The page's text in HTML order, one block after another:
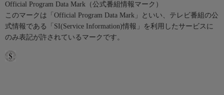
Official Program Data Mark（公式番組情報マーク）
このマークは「Official Program Data Mark」といい、テレビ番組の公
式情報である「SI(Service Information)情報」を利用したサービスに
のみ表記が許されているマークです。